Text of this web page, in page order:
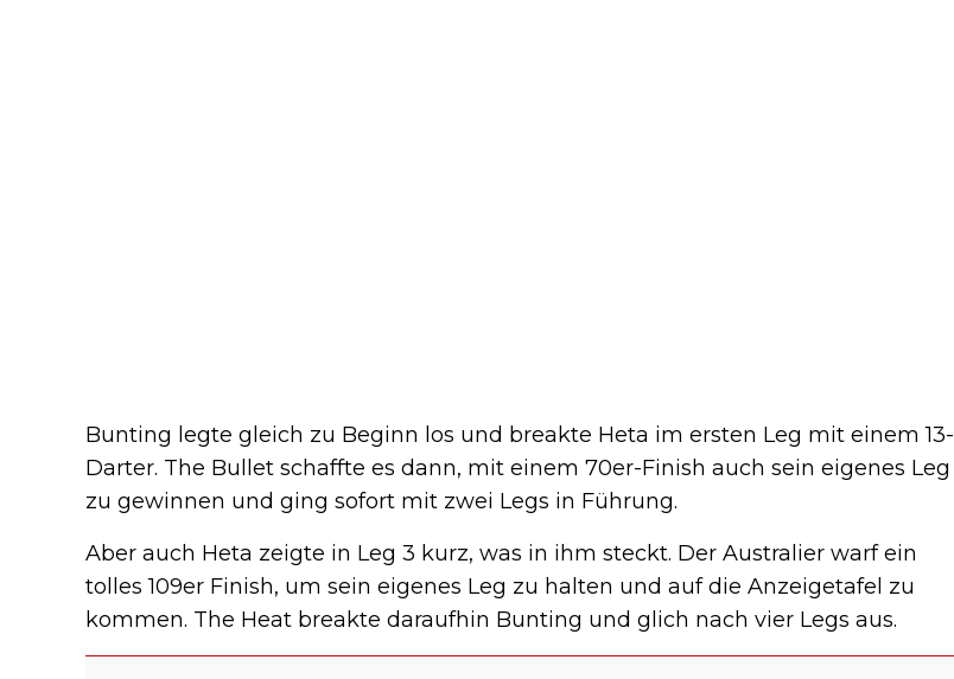
Bunting legte gleich zu Beginn los und breakte Heta im ersten Leg mit einem 13-
Darter. The Bullet schaffte es dann, mit einem 70er-Finish auch sein eigenes Leg
zu gewinnen und ging sofort mit zwei Legs in Führung.
Aber auch Heta zeigte in Leg 3 kurz, was in ihm steckt. Der Australier warf ein
tolles 109er Finish, um sein eigenes Leg zu halten und auf die Anzeigetafel zu
kommen. The Heat breakte daraufhin Bunting und glich nach vier Legs aus.